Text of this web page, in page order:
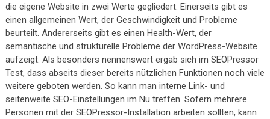
die eigene Website in zwei Werte gegliedert. Einerseits gibt es
einen allgemeinen Wert, der Geschwindigkeit und Probleme
beurteilt. Andererseits gibt es einen Health-Wert, der
semantische und strukturelle Probleme der WordPress-Website
aufzeigt. Als besonders nennenswert ergab sich im SEOPressor
Test, dass abseits dieser bereits nützlichen Funktionen noch viele
weitere geboten werden. So kann man interne Link- und
seitenweite SEO-Einstellungen im Nu treffen. Sofern mehrere
Personen mit der SEOPressor-Installation arbeiten sollten, kann